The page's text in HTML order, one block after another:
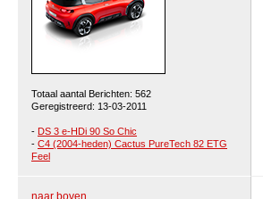
Totaal aantal Berichten: 562
Geregistreerd: 13-03-2011
- DS 3 e-HDi 90 So Chic
- C4 (2004-heden) Cactus PureTech 82 ETG
Feel
naar boven